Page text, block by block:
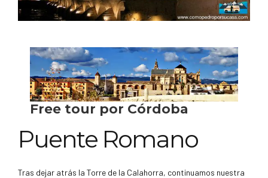
Puente Romano
Tras dejar atrás la Torre de la Calahorra, continuamos nuestra